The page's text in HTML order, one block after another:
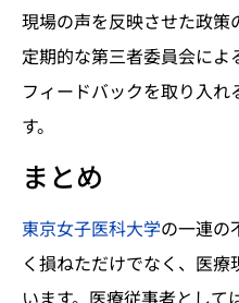
現場の声を反映させた政策
定期的な第三者委員会に
フィードバックを取り入
す。
まとめ
東京女子医科大学の一連の
く損ねただけでなく、医